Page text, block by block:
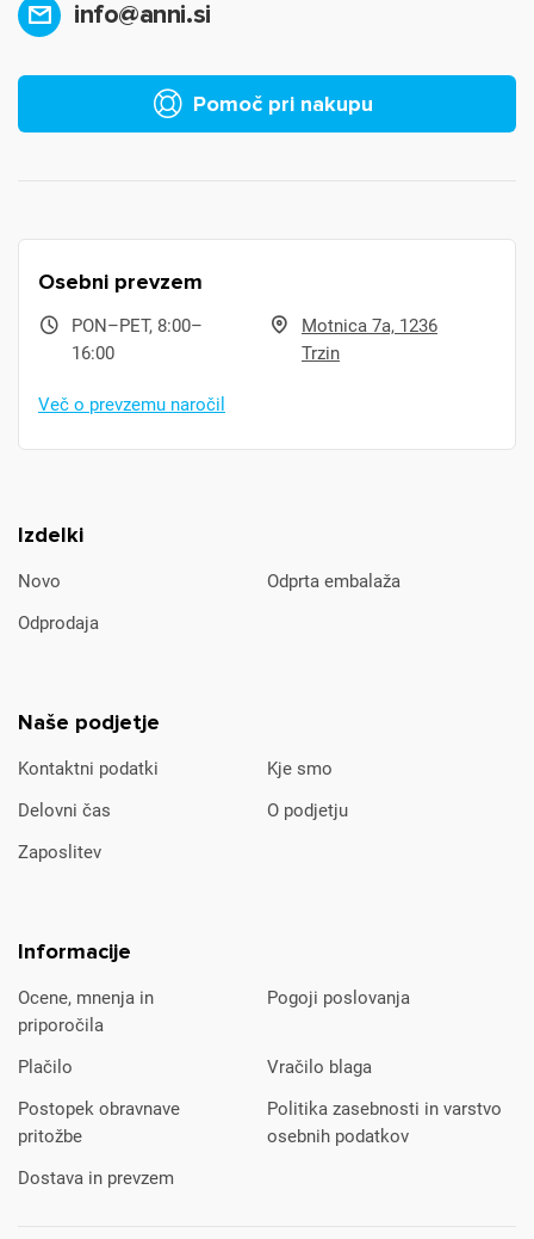
info@anni.si
Pomoč pri nakupu
Izdelki
Novo
Odprta embalaža
Odprodaja
Naše podjetje
Kontaktni podatki
Kje smo
Delovni čas
O podjetju
Zaposlitev
Informacije
Ocene, mnenja in
priporočila
Pogoji poslovanja
Plačilo
Vračilo blaga
Postopek obravnave
pritožbe
Politika zasebnosti in varstvo
osebnih podatkov
Dostava in prevzem
Osebni prevzem
PON–PET, 8:00–
16:00
Motnica 7a, 1236
Trzin
Več o prevzemu naročil